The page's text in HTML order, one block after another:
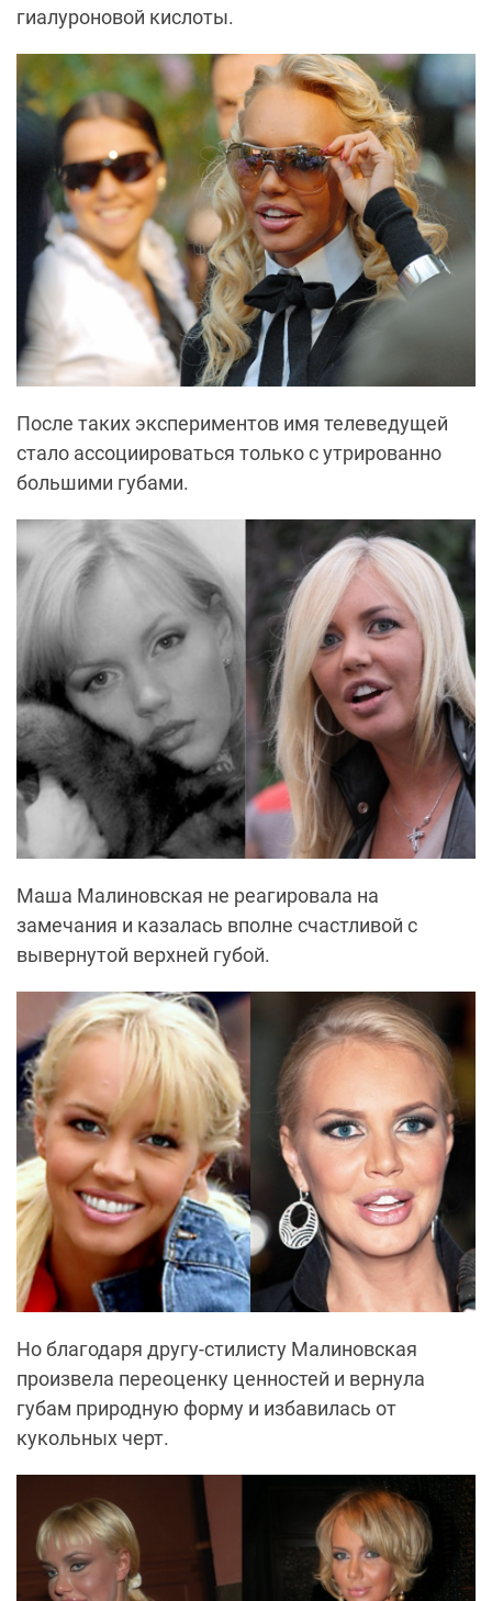
гиалуроновой кислоты.
После таких экспериментов имя телеведущей
стало ассоциироваться только с утрированно
большими губами.
Маша Малиновская не реагировала на
замечания и казалась вполне счастливой с
вывернутой верхней губой.
Но благодаря другу-стилисту Малиновская
произвела переоценку ценностей и вернула
губам природную форму и избавилась от
кукольных черт.